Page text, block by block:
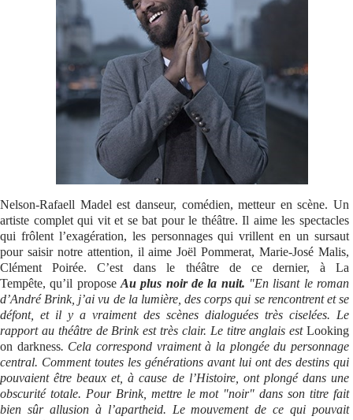
Nelson-Rafaell Madel est danseur, comédien, metteur en scène. Un
artiste complet qui vit et se bat pour le théâtre. Il aime les spectacles
qui frôlent l’exagération, les personnages qui vrillent en un sursaut
pour saisir notre attention, il aime Joël Pommerat, Marie-José Malis,
Clément Poirée. C’est dans le théâtre de ce dernier, à La
Tempête, qu’il propose Au plus noir de la nuit. "En lisant le roman
d’André Brink, j’ai vu de la lumière, des corps qui se rencontrent et se
défont, et il y a vraiment des scènes dialoguées très ciselées. Le
rapport au théâtre de Brink est très clair. Le titre anglais est Looking
on darkness. Cela correspond vraiment à la plongée du personnage
central. Comment toutes les générations avant lui ont des destins qui
pouvaient être beaux et, à cause de l’Histoire, ont plongé dans une
obscurité totale. Pour Brink, mettre le mot "noir" dans son titre fait
bien sûr allusion à l’apartheid. Le mouvement de ce qui pouvait